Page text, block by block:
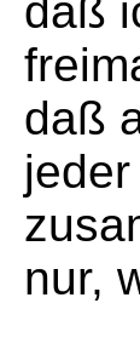
daß
daß
nur,